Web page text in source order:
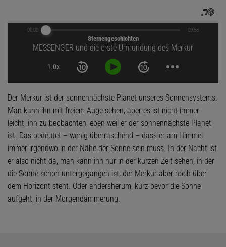
Sternengeschichten
MESSENGER und die erste Umrundung des Merkur
1.0x
00:00 09:58
Der Merkur ist der sonnennächste Planet unseres Sonnensystems.
Man kann ihn mit freiem Auge sehen, aber es ist nicht immer
leicht, ihn zu beobachten, eben weil er der sonnennächste Planet
ist. Das bedeutet – wenig überraschend – dass er am Himmel
immer irgendwo in der Nähe der Sonne sein muss. In der Nacht ist
er also nicht da, man kann ihn nur in der kurzen Zeit sehen, in der
die Sonne schon untergegangen ist, der Merkur aber noch über
dem Horizont steht. Oder andersherum, kurz bevor die Sonne
aufgeht, in der Morgendämmerung.